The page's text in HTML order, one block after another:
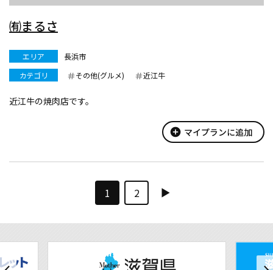
㈲まるさ
エリア
長浜市
カテゴリ
その他(グルメ) 近江牛
近江牛の焼肉店です。
add_circle マイプランに追加
1 2